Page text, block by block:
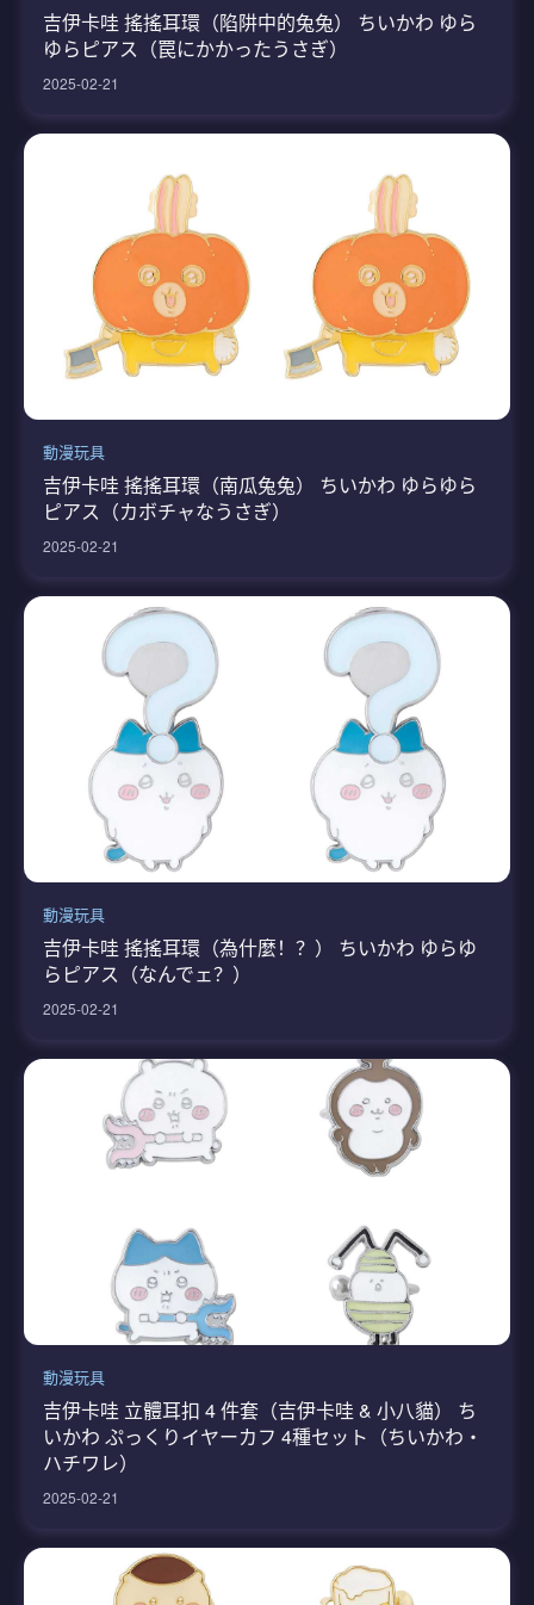
吉伊卡哇 搖搖耳環（陷阱中的兔兔） ちいかわ ゆら
ゆらピアス（罠にかかったうさぎ）
2025-02-21
動漫玩具
吉伊卡哇 搖搖耳環（南瓜兔兔） ちいかわ ゆらゆら
ピアス（カボチャなうさぎ）
2025-02-21
動漫玩具
吉伊卡哇 搖搖耳環（為什麼！？） ちいかわ ゆらゆ
らピアス（なんでェ？）
2025-02-21
動漫玩具
吉伊卡哇 立體耳扣 4 件套（吉伊卡哇 & 小八貓） ち
いかわ ぷっくりイヤーカフ 4種セット（ちいかわ・
ハチワレ）
2025-02-21